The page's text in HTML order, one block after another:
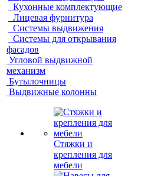
Кухонные комплектующие
Лицевая фурнитура
Системы выдвижения
Системы для открывания
фасадов
Угловой выдвижной
механизм
Бутылочницы
Выдвижные колонны
Стяжки и
крепления для
мебели